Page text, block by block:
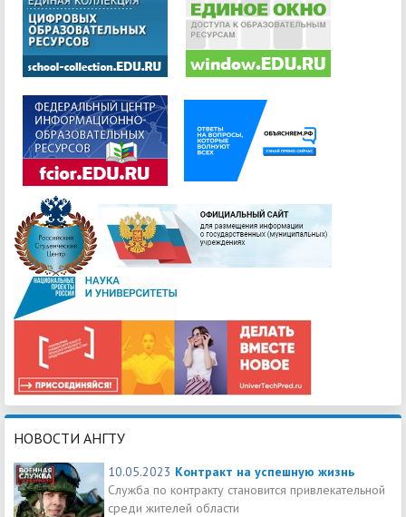
НОВОСТИ АНГТУ
10.05.2023 Контракт на успешную жизнь
Служба по контракту становится привлекательной
среди жителей области